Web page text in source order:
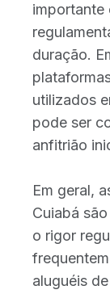
importante
duração.
utilizados
pode ser
anfitrião
Em geral,
Cuiabá são
o rigor
aluguéis